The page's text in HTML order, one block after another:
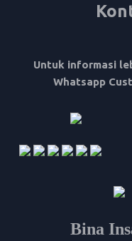
Untuk informasi
Whatsapp
Bina